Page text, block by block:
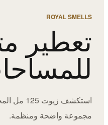
ROYAL SMELLS
تعطير
استكشف
مجموعة واضحة ومنظمة.